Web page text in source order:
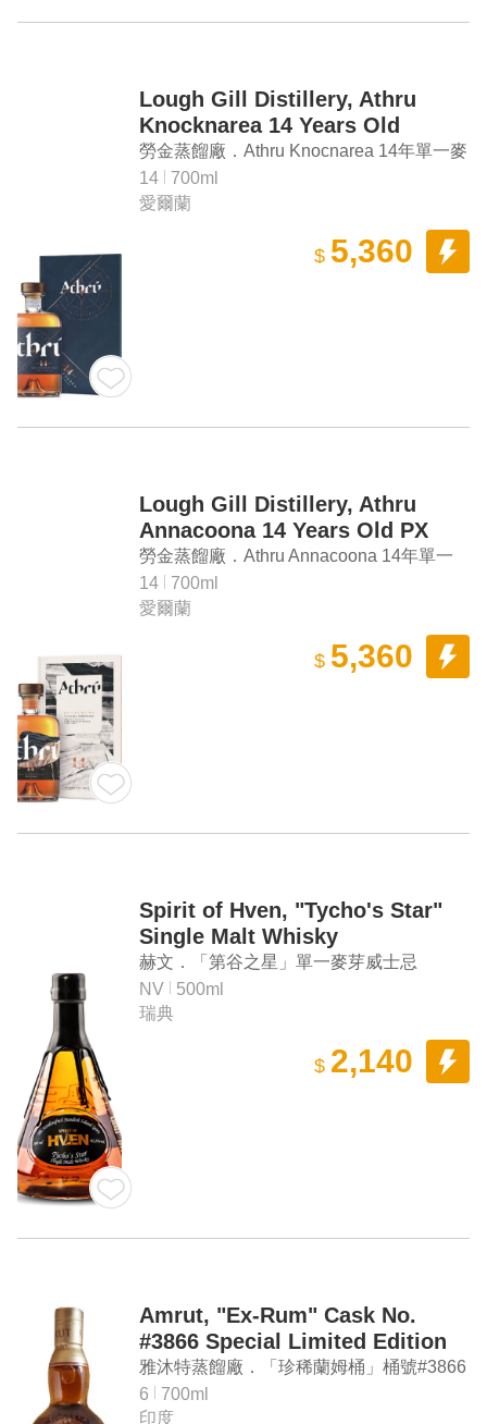
Lough Gill Distillery, Athru
Knocknarea 14 Years Old
Oloroso Finish Irish Single Malt
Whisky
勞金蒸餾廠．Athru Knocnarea 14年單一麥
芽愛爾蘭威士忌
14
700ml
愛爾蘭
$ 5,360
Lough Gill Distillery, Athru
Annacoona 14 Years Old PX
Sherry Finish Irish Single Malt
Whisky
勞金蒸餾廠．Athru Annacoona 14年單一
麥芽愛爾蘭威士忌
14
700ml
愛爾蘭
$ 5,360
Spirit of Hven, "Tycho's Star"
Single Malt Whisky
赫文．「第谷之星」單一麥芽威士忌
NV
500ml
瑞典
$ 2,140
Amrut, "Ex-Rum" Cask No.
#3866 Special Limited Edition
Indian Single Malt Whisky
雅沐特蒸餾廠．「珍稀蘭姆桶」桶號#3866
台灣專屬款 單桶單一麥芽印度威士忌
6
700ml
印度